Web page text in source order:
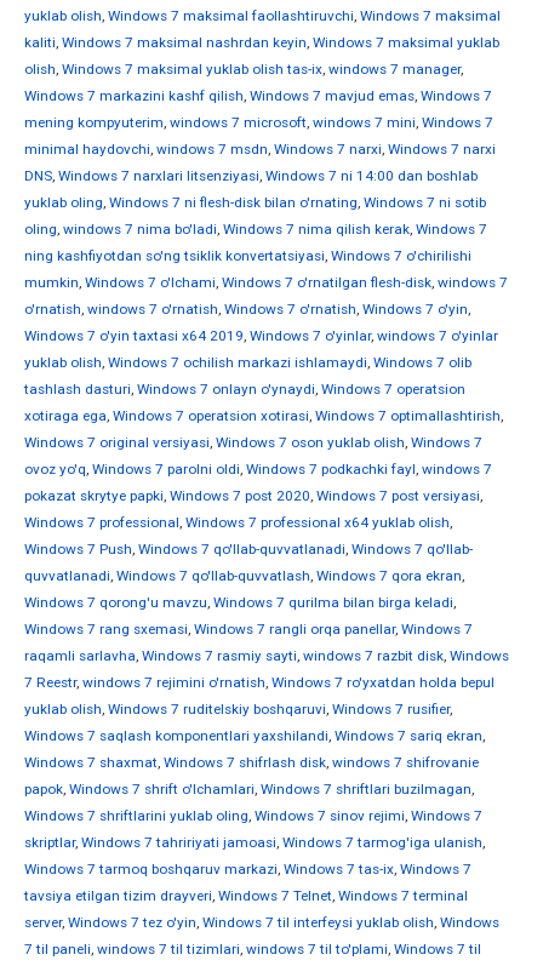
yuklab olish, Windows 7 maksimal faollashtiruvchi, Windows 7 maksimal
kaliti, Windows 7 maksimal nashrdan keyin, Windows 7 maksimal yuklab
olish, Windows 7 maksimal yuklab olish tas-ix, windows 7 manager,
Windows 7 markazini kashf qilish, Windows 7 mavjud emas, Windows 7
mening kompyuterim, windows 7 microsoft, windows 7 mini, Windows 7
minimal haydovchi, windows 7 msdn, Windows 7 narxi, Windows 7 narxi
DNS, Windows 7 narxlari litsenziyasi, Windows 7 ni 14:00 dan boshlab
yuklab oling, Windows 7 ni flesh-disk bilan o'rnating, Windows 7 ni sotib
oling, windows 7 nima bo'ladi, Windows 7 nima qilish kerak, Windows 7
ning kashfiyotdan so'ng tsiklik konvertatsiyasi, Windows 7 o'chirilishi
mumkin, Windows 7 o'lchami, Windows 7 o'rnatilgan flesh-disk, windows 7
o'rnatish, windows 7 o'rnatish, Windows 7 o'rnatish, Windows 7 o'yin,
Windows 7 o'yin taxtasi x64 2019, Windows 7 o'yinlar, windows 7 o'yinlar
yuklab olish, Windows 7 ochilish markazi ishlamaydi, Windows 7 olib
tashlash dasturi, Windows 7 onlayn o'ynaydi, Windows 7 operatsion
xotiraga ega, Windows 7 operatsion xotirasi, Windows 7 optimallashtirish,
Windows 7 original versiyasi, Windows 7 oson yuklab olish, Windows 7
ovoz yo'q, Windows 7 parolni oldi, Windows 7 podkachki fayl, windows 7
pokazat skrytye papki, Windows 7 post 2020, Windows 7 post versiyasi,
Windows 7 professional, Windows 7 professional x64 yuklab olish,
Windows 7 Push, Windows 7 qo'llab-quvvatlanadi, Windows 7 qo'llab-
quvvatlanadi, Windows 7 qo'llab-quvvatlash, Windows 7 qora ekran,
Windows 7 qorong'u mavzu, Windows 7 qurilma bilan birga keladi,
Windows 7 rang sxemasi, Windows 7 rangli orqa panellar, Windows 7
raqamli sarlavha, Windows 7 rasmiy sayti, windows 7 razbit disk, Windows
7 Reestr, windows 7 rejimini o'rnatish, Windows 7 ro'yxatdan holda bepul
yuklab olish, Windows 7 ruditelskiy boshqaruvi, Windows 7 rusifier,
Windows 7 saqlash komponentlari yaxshilandi, Windows 7 sariq ekran,
Windows 7 shaxmat, Windows 7 shifrlash disk, windows 7 shifrovanie
papok, Windows 7 shrift o'lchamlari, Windows 7 shriftlari buzilmagan,
Windows 7 shriftlarini yuklab oling, Windows 7 sinov rejimi, Windows 7
skriptlar, Windows 7 tahririyati jamoasi, Windows 7 tarmog'iga ulanish,
Windows 7 tarmoq boshqaruv markazi, Windows 7 tas-ix, Windows 7
tavsiya etilgan tizim drayveri, Windows 7 Telnet, Windows 7 terminal
server, Windows 7 tez o'yin, Windows 7 til interfeysi yuklab olish, Windows
7 til paneli, windows 7 til tizimlari, windows 7 til to'plami, Windows 7 til